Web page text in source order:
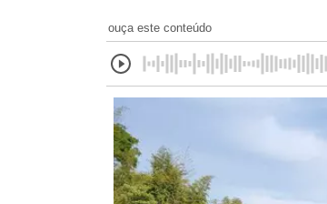
ouça este conteúdo